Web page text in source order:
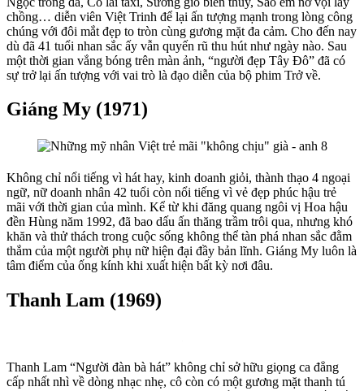
Gửi bình luận
Cùng chuyên mục
Sự thật thông tin HAGL chiêu mộ thủ môn Bùi Tiến
Dũng